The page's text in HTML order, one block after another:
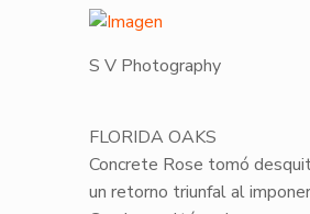
S V Photography
​FLORIDA OAKS
Concrete Rose tomó
un retorno triunfal al